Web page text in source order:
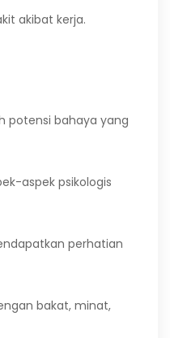
akibat kerja.
potensi bahaya yang
aspek psikologis
perhatian
bakat, minat,